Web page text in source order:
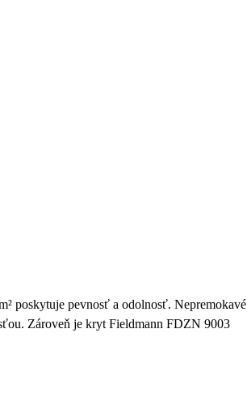
poskytuje pevnosť a odolnosť. Nepremokavé
Zároveň je kryt Fieldmann FDZN 9003